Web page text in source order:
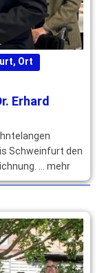
, Ort
Erhard
Schweinfurt den
… mehr